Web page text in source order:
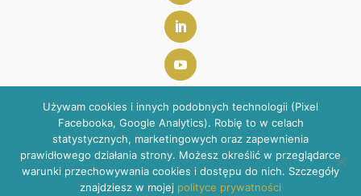
ANETA SZOSTAK-SULEWSKA | kontakt@anetaszostak.pl
Używam cookies i innych podobnych technologii (Pixel
Facebooka, Google Analytics). Robię to w celach
statystycznych, marketingowych oraz zapewnienia
prawidłowego działania strony. Możesz określić w przeglądarce
warunki przechowywania cookies i dostępu do nich. Szczegóły
znajdziesz w mojej polityce prywatności